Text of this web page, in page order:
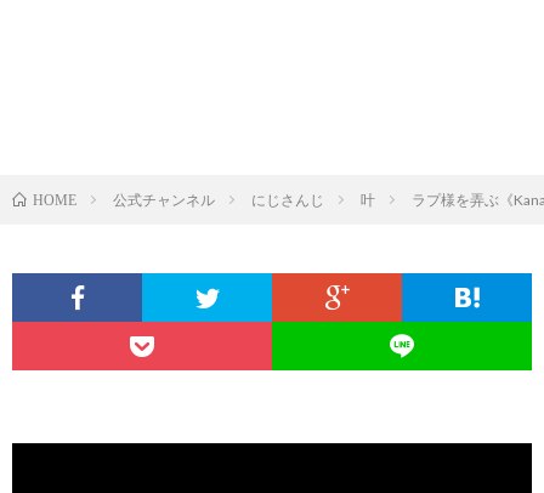
HOME 公式チャンネル にじさんじ 叶 ラプ様を弄ぶ《